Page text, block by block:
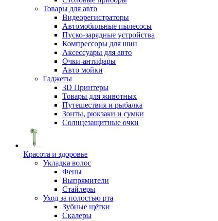
Товары для авто
Видеорегистраторы
Автомобильные пылесосы
Пуско-зарядные устройства
Компрессоры для шин
Аксессуары для авто
Очки-антифары
Авто мойки
Гаджеты
3D Принтеры
Товары для животных
Путешествия и рыбалка
Зонты, рюкзаки и сумки
Солнцезащитные очки
Красота и здоровье
Укладка волос
Фены
Выпрямители
Стайлеры
Уход за полостью рта
Зубные щётки
Скалеры